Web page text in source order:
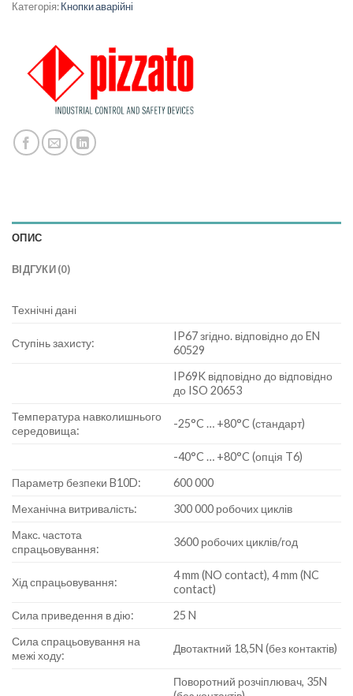
Категорія:Кнопки аварійні
ОПИС
ВІДГУКИ (0)
Технічні дані
Ступінь захисту:
IP67 згідно. відповідно до EN
60529
IP69K відповідно до відповідно
до ISO 20653
Температура навколишнього
середовища:
-25°C … +80°C (стандарт)
-40°C … +80°C (опція T6)
Параметр безпеки B10D:
600 000
Механічна витривалість:
300 000 робочих циклів
Макс. частота
спрацьовування:
3600 робочих циклів/год
Хід спрацьовування:
4 mm (NO contact), 4 mm (NC
contact)
Сила приведення в дію:
25 N
Сила спрацьовування на
межі ходу:
Двотактний 18,5N (без контактів)
Поворотний розчіплювач, 35N